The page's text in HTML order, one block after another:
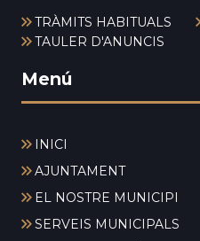
TRÀMITS HABITUALS
TAULER D'ANUNCIS
Menú
INICI
AJUNTAMENT
EL NOSTRE MUNICIPI
SERVEIS MUNICIPALS